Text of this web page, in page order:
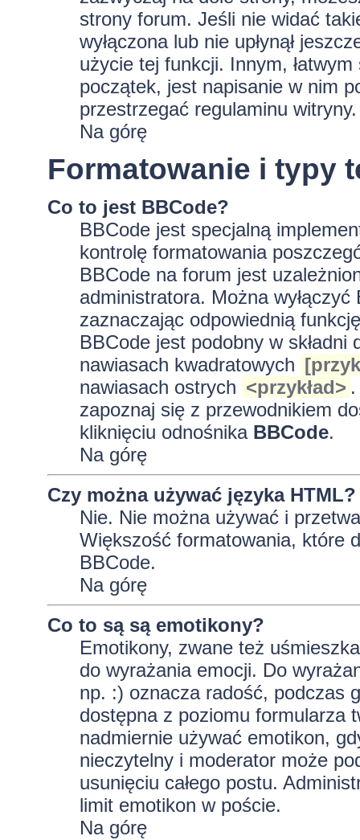
strony forum. Jeśli nie widać
wyłączona lub nie upłynął
użycie tej funkcji. Innym,
początek, jest napisanie w nim
przestrzegać regulaminu witryny.
Na górę
Formatowanie i typy
Co to jest BBCode?
BBCode jest specjalną
kontrolę formatowania
BBCode na forum jest
administratora. Można
zaznaczając odpowiednią
BBCode jest podobny w
nawiasach kwadratowych
nawiasach ostrych <przykład>
zapoznaj się z przewodnikiem
kliknięciu odnośnika BBCode.
Na górę
Czy można używać języka HTML?
Nie. Nie można używać i
Większość formatowania, które
BBCode.
Na górę
Co to są są emotikony?
Emotikony, zwane też
do wyrażania emocji. Do
np. :) oznacza radość, podczas
dostępna z poziomu formularza
nadmiernie używać emotikon,
nieczytelny i moderator może
usunięciu całego postu.
limit emotikon w poście.
Na górę